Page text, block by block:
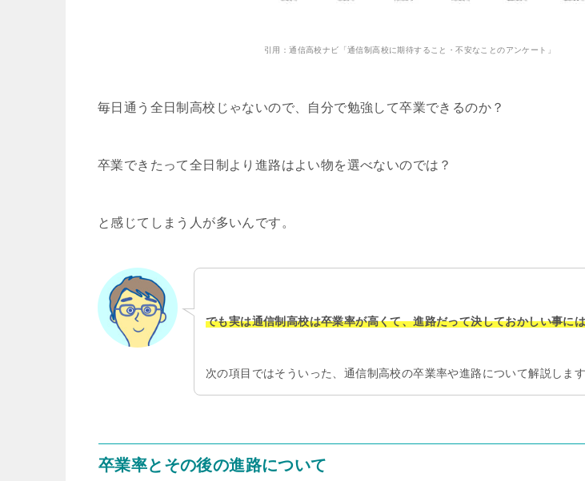
引用：通信高校ナビ「通信制高校に期待すること・不安なことのアンケート」
毎日通う全日制高校じゃないので、自分で勉強して卒業できるのか？
卒業できたって全日制より進路はよい物を選べないのでは？
と感じてしまう人が多いんです。
でも実は通信制高校は卒業率が高くて、進路だって決しておかしい事に
次の項目ではそういった、通信制高校の卒業率や進路について解説します
卒業率とその後の進路について